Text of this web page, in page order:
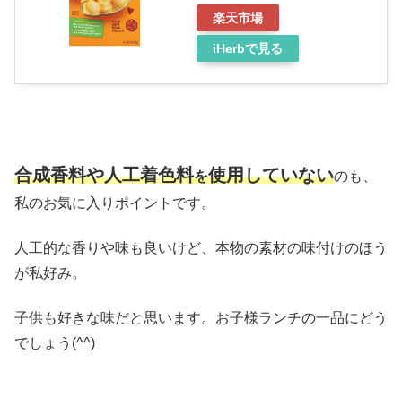
楽天市場
iHerbで見る
合成香料や人工着色料を使用していないのも、
私のお気に入りポイントです。
人工的な香りや味も良いけど、本物の素材の味付けのほう
が私好み。
子供も好きな味だと思います。お子様ランチの一品にどう
でしょう(^^)